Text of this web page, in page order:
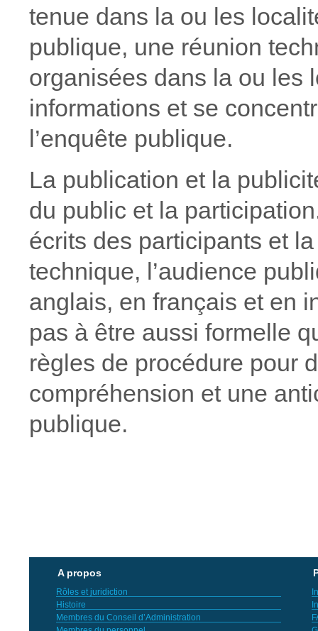
tenue dans la ou les
publique, une réunion
organisées dans la ou les
informations et se
l’enquête publique.
La publication et la
du public et la
écrits des participants et
technique, l’audience
anglais, en français et en
pas à être aussi formelle
règles de procédure pour
compréhension et une
publique.
A propos
Rôles et juridiction
Histoire
Membres du Conseil d’Administration